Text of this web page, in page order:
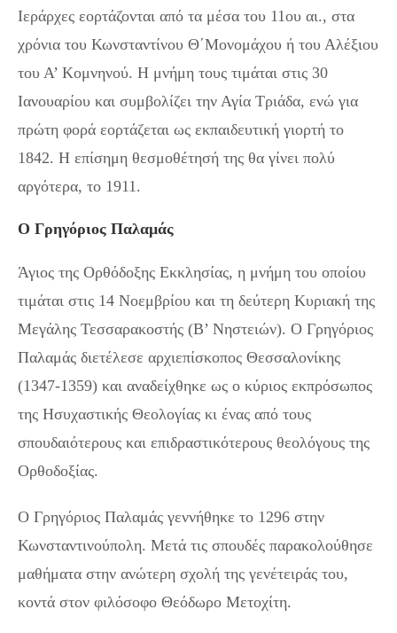
Ιεράρχες εορτάζονται από τα μέσα του 11ου αι., στα
χρόνια του Κωνσταντίνου Θ΄Μονομάχου ή του Αλέξιου
του Α’ Κομνηνού. Η μνήμη τους τιμάται στις 30
Ιανουαρίου και συμβολίζει την Αγία Τριάδα, ενώ για
πρώτη φορά εορτάζεται ως εκπαιδευτική γιορτή το
1842. Η επίσημη θεσμοθέτησή της θα γίνει πολύ
αργότερα, το 1911.
Ο Γρηγόριος Παλαμάς
Άγιος της Ορθόδοξης Εκκλησίας, η μνήμη του οποίου
τιμάται στις 14 Νοεμβρίου και τη δεύτερη Κυριακή της
Μεγάλης Τεσσαρακοστής (Β’ Νηστειών). Ο Γρηγόριος
Παλαμάς διετέλεσε αρχιεπίσκοπος Θεσσαλονίκης
(1347-1359) και αναδείχθηκε ως ο κύριος εκπρόσωπος
της Ησυχαστικής Θεολογίας κι ένας από τους
σπουδαιότερους και επιδραστικότερους θεολόγους της
Ορθοδοξίας.
Ο Γρηγόριος Παλαμάς γεννήθηκε το 1296 στην
Κωνσταντινούπολη. Μετά τις σπουδές παρακολούθησε
μαθήματα στην ανώτερη σχολή της γενέτειράς του,
κοντά στον φιλόσοφο Θεόδωρο Μετοχίτη.